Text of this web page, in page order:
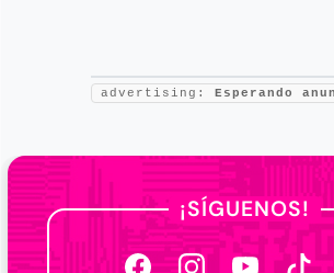
advertising: Esperando
¡SÍGUENOS!